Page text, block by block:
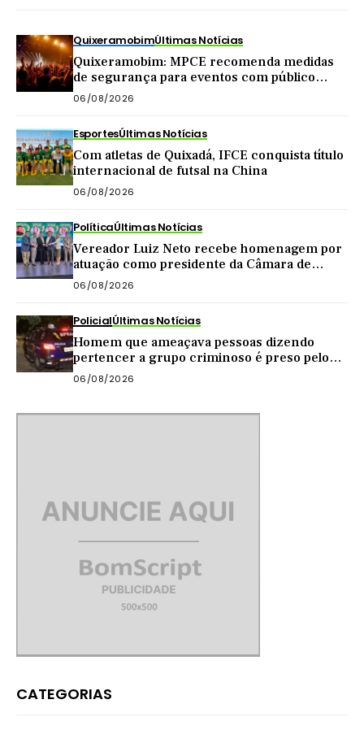
QuixeramobimÚltimas Notícias
Quixeramobim: MPCE recomenda medidas
de segurança para eventos com público
acima de mil pessoas
06/08/2026
EsportesÚltimas Notícias
Com atletas de Quixadá, IFCE conquista título
internacional de futsal na China
06/08/2026
PolíticaÚltimas Notícias
Vereador Luiz Neto recebe homenagem por
atuação como presidente da Câmara de
Quixadá
06/08/2026
PolicialÚltimas Notícias
Homem que ameaçava pessoas dizendo
pertencer a grupo criminoso é preso pelo
BPRaio em Quixeramobim
06/08/2026
CATEGORIAS